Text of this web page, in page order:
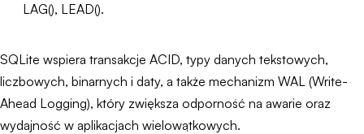
LAG(), LEAD().
SQLite wspiera transakcje ACID, typy danych tekstowych,
liczbowych, binarnych i daty, a także mechanizm WAL (Write-
Ahead Logging), który zwiększa odporność na awarie oraz
wydajność w aplikacjach wielowątkowych.